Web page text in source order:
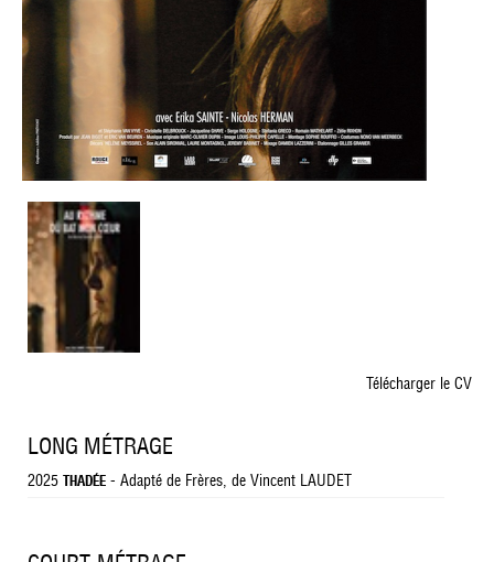
Télécharger le CV
LONG MÉTRAGE
2025 THADÉE - Adapté de Frères, de Vincent LAUDET